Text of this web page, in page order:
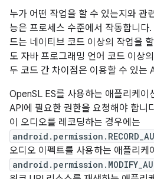
누가 어떤 작업을 할 수 있는지와 관
능은 프로세스 수준에서 작동합니다
드는 네이티브 코드 이상의 작업을
도 자바 프로그래밍 언어 코드 이상
두 코드 간 차이점은 이용할 수 있는
OpenSL ES를 사용하는 애플리케이
API에 필요한 권한을 요청해야 합니
이 오디오를 레코딩하는 경우에는
오디오 이펙트를 사용하는 애플리케